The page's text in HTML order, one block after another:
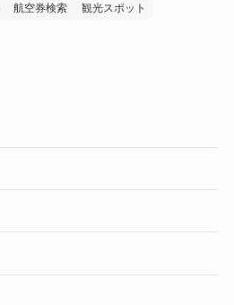
航空券検索
観光スポット